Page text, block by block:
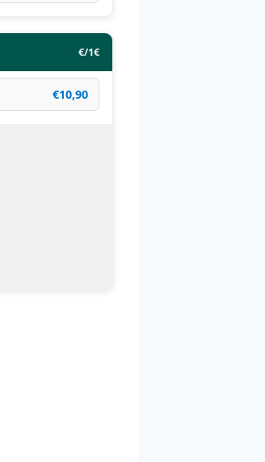
€/1€
€10,90